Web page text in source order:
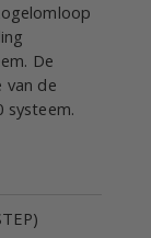
De
van de
systeem.